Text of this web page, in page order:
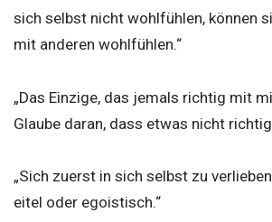
sich selbst nicht wohlfühlen, können
mit anderen wohlfühlen.“
„Das Einzige, das jemals richtig mit
Glaube daran, dass etwas nicht
„Sich zuerst in sich selbst zu
eitel oder egoistisch.“